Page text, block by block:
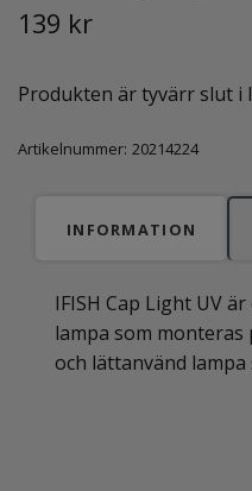
139 kr
Produkten är tyvärr slut i
Artikelnummer: 20214224
INFORMATION
IFISH Cap Light UV
lampa som monteras
och lättanvänd